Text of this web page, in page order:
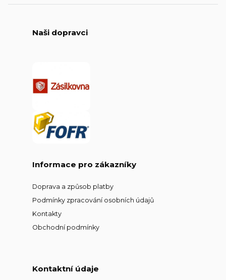
Naši dopravci
Informace pro zákazníky
Doprava a způsob platby
Podmínky zpracování osobních údajů
Kontakty
Obchodní podmínky
Kontaktní údaje